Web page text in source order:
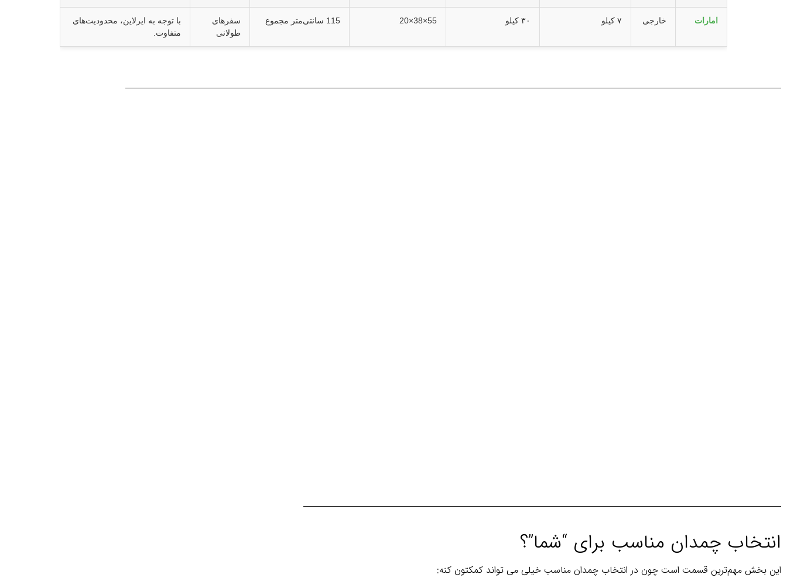
امارات خارجی ۷ کیلو ۳۰ کیلو 55×38×20 115 سانتی‌متر مجموع
سفرهای
طولانی
با توجه به ایرلاین، محدودیت‌های
متفاوت.
انتخاب چمدان مناسب برای “شما”؟
این بخش مهم‌ترین قسمت است چون در انتخاب چمدان مناسب خیلی می تواند کمکتون کنه: